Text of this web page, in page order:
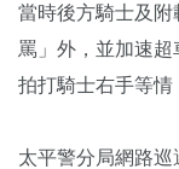
當時後方騎士及附
罵」外，並加速超
拍打騎士右手等情
太平警分局網路